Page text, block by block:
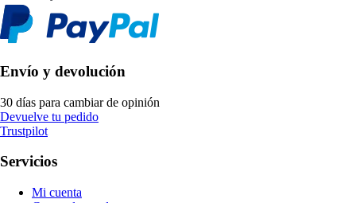
Envío y devolución
30 días para cambiar de opinión
Devuelve tu pedido
Trustpilot
Servicios
Mi cuenta